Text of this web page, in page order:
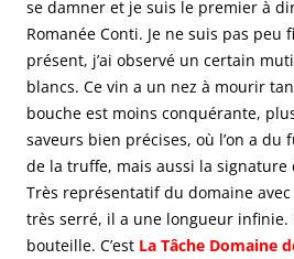
se damner et je suis le premier à
Romanée Conti. Je ne suis pas peu
présent, j’ai observé un certain
blancs. Ce vin a un nez à mourir
bouche est moins conquérante,
saveurs bien précises, où l’on a du
de la truffe, mais aussi la signature
Très représentatif du domaine
très serré, il a une longueur infinie.
bouteille. C’est La Tâche Domaine